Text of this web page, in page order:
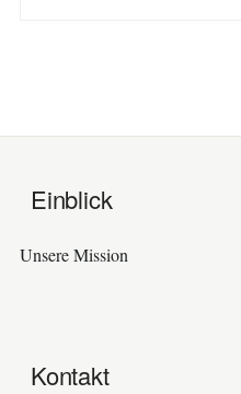
Einblick
Unsere Mission
Kontakt